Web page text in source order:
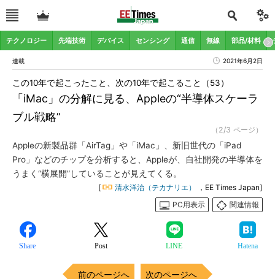
テクノロジー 先端技術 デバイス センシング 通信 無線 部品/材料
連載 2021年6月2日
「iMac」の分解に見る、Appleの“半導体スケーラ
ブル戦略”
この10年で起こったこと、次の10年で起こること（53）
（2/3 ページ）
Appleの新製品群「AirTag」や「iMac」、新旧世代の「iPad
Pro」などのチップを分析すると、Appleが、自社開発の半導体を
うまく“横展開”していることが見えてくる。
[ 清水洋治（テカナリエ）
，EE Times Japan]
PC用表示
関連情報
Share Post LINE Hatena
前のページへ 次のページへ